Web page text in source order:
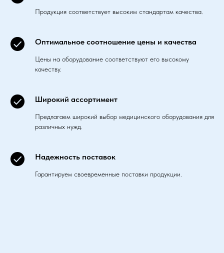
Продукция соответствует высоким стандартам качества.
Оптимальное соотношение цены и качества
Цены на оборудование соответствуют его высокому
качеству.
Широкий ассортимент
Предлагаем широкий выбор медицинского оборудования для
различных нужд.
Надежность поставок
Гарантируем своевременные поставки продукции.